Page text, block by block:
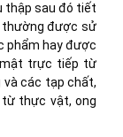
thập sau đó tiết
thường được sử
phẩm hay được
mật trực tiếp từ
và các tạp chất,
từ thực vật, ong